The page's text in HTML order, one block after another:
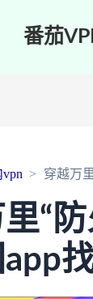
番茄
穿越万
“